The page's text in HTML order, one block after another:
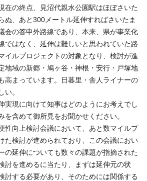
在の終点、見沼代親水公園駅はほぼさいた
ぬ、あと300メートル延伸すればさいたま
会の答申外路線であり、本来、県が事業化
ではなく、延伸は難しいと思われていた路
イルプロジェクトの対象となり、検討が進
地域の新郷・鳩ヶ谷・神根・安行・戸塚地
高まっています。日暮里・舎人ライナーの
い。
実現に向けて知事はどのようにお考えでし
を含めて御所見をお聞かせください。
性向上検討会議において、あと数マイルプ
た検討が進められており、この会議におい
の延伸についても数々の課題が指摘された
討を進めるに当たり、まずは延伸元の状
討する必要があり、そのためには関係する